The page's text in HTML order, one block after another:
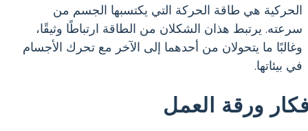
الحركية هي طاقة الحركة التي يكتسبها الجسم من
سرعته. يرتبط هذان الشكلان من الطاقة ارتباطًا وثيقًا،
وغالبًا ما يتحولان من أحدهما إلى الآخر مع تحرك الأجسام
في بيئاتها.
ورقة العمل